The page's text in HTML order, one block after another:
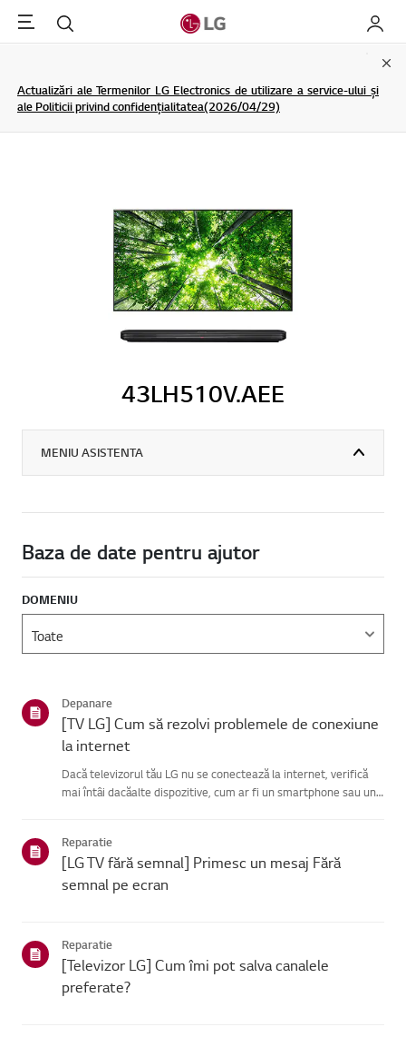
Menu Cautare My LG
Actualizări ale Termenilor LG Electronics de utilizare a service-ului și
ale Politicii privind confidențialitatea(2026/04/29)
43LH510V.AEE
MENIU ASISTENTA
Baza de date pentru ajutor
DOMENIU
Depanare
[TV LG] Cum să rezolvi problemele de conexiune
la internet
Dacă televizorul tău LG nu se conectează la internet, verifică
mai întâi dacăalte dispozitive, cum ar fi un smartphone sau un
Reparatie
[LG TV fără semnal] Primesc un mesaj Fără
semnal pe ecran
Reparatie
[Televizor LG] Cum îmi pot salva canalele
preferate?